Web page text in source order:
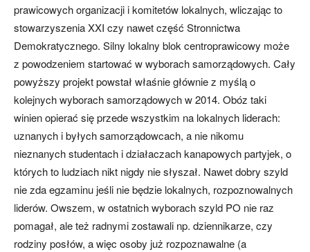
prawicowych organizacji i komitetów lokalnych, wliczając to
stowarzyszenia XXI czy nawet część Stronnictwa
Demokratycznego. Silny lokalny blok centroprawicowy może
z powodzeniem startować w wyborach samorządowych. Cały
powyższy projekt powstał właśnie głównie z myślą o
kolejnych wyborach samorządowych w 2014. Obóz taki
winien opierać się przede wszystkim na lokalnych liderach:
uznanych i byłych samorządowcach, a nie nikomu
nieznanych studentach i działaczach kanapowych partyjek, o
których to ludziach nikt nigdy nie słyszał. Nawet dobry szyld
nie zda egzaminu jeśli nie będzie lokalnych, rozpoznowalnych
liderów. Owszem, w ostatnich wyborach szyld PO nie raz
pomagał, ale też radnymi zostawali np. dziennikarze, czy
rodziny posłów, a więc osoby już rozpoznawalne (a